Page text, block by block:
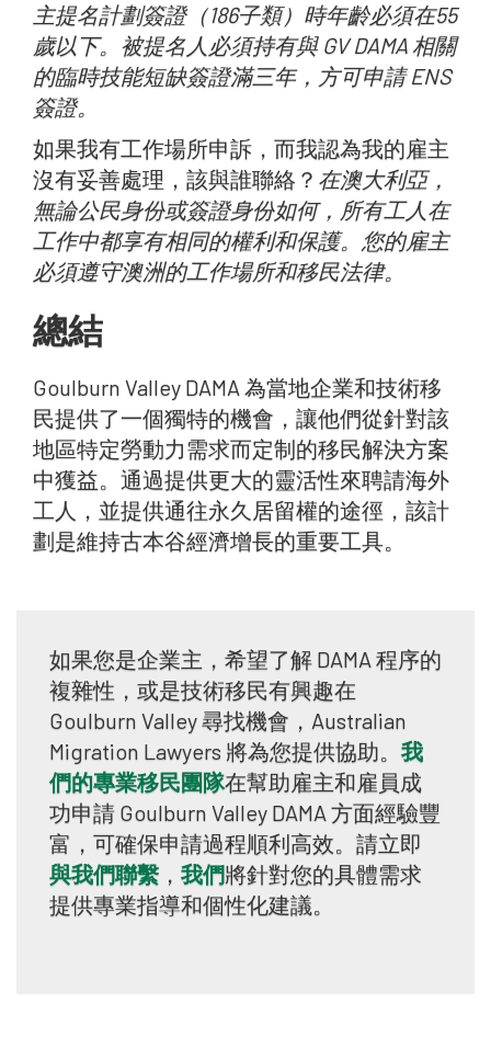
主提名計劃簽證（186子類）時年齡必須在55
歲以下。被提名人必須持有與 GV DAMA 相關
的臨時技能短缺簽證滿三年，方可申請 ENS
簽證。
如果我有工作場所申訴，而我認為我的雇主
沒有妥善處理，該與誰聯絡？ 在澳大利亞，
無論公民身份或簽證身份如何，所有工人在
工作中都享有相同的權利和保護。您的雇主
必須遵守澳洲的工作場所和移民法律。
總結
Goulburn Valley DAMA 為當地企業和技術移
民提供了一個獨特的機會，讓他們從針對該
地區特定勞動力需求而定制的移民解決方案
中獲益。通過提供更大的靈活性來聘請海外
工人，並提供通往永久居留權的途徑，該計
劃是維持古本谷經濟增長的重要工具。
如果您是企業主，希望了解 DAMA 程序的
複雜性，或是技術移民有興趣在
Goulburn Valley 尋找機會，Australian
Migration Lawyers 將為您提供協助。 我
們的專業移民團隊在幫助雇主和雇員成
功申請 Goulburn Valley DAMA 方面經驗豐
富，可確保申請過程順利高效。請立即
與我們聯繫 ， 我們將針對您的具體需求
提供專業指導和個性化建議。